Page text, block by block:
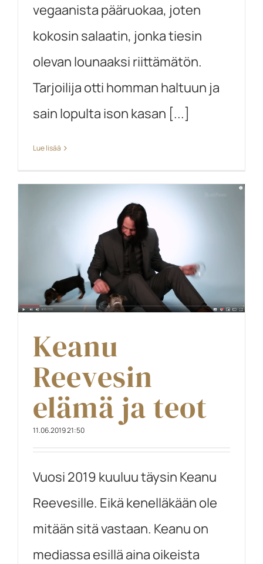
vegaanista pääruokaa, joten
kokosin salaatin, jonka tiesin
olevan lounaaksi riittämätön.
Tarjoilija otti homman haltuun ja
sain lopulta ison kasan [...]
Lue lisää
Keanu
Reevesin
elämä ja teot
11.06.2019 21:50
Vuosi 2019 kuuluu täysin Keanu
Reevesille. Eikä kenelläkään ole
mitään sitä vastaan. Keanu on
mediassa esillä aina oikeista